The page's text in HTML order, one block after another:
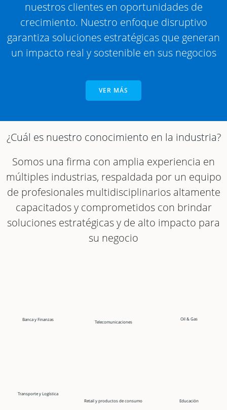
nuestros clientes en oportunidades de
crecimiento. Nuestro enfoque disruptivo
garantiza soluciones estratégicas que generan
un impacto real y sostenible en sus negocios
VER MÁS
¿Cuál es nuestro conocimiento en la industria?
Somos una firma con amplia experiencia en
múltiples industrias, respaldada por un equipo
de profesionales multidisciplinarios altamente
capacitados y comprometidos con brindar
soluciones estratégicas y de alto impacto para
su negocio
Banca y Finanzas Telecomunicaciones
Oil & Gas
Transporte y Logística
Retail y productos de consumo
Educación